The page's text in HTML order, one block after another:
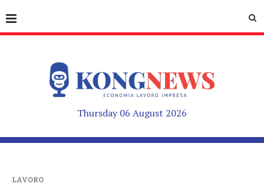
Thursday 06 August 2026
LAVORO